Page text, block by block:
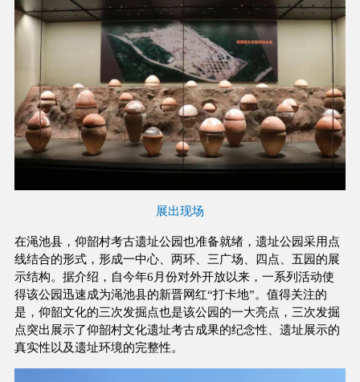
展出现场
在渑池县，仰韶村考古遗址公园也准备就绪，遗址公园采用点
线结合的形式，形成一中心、两环、三广场、四点、五园的展
示结构。据介绍，自今年6月份对外开放以来，一系列活动使
得该公园迅速成为渑池县的新晋网红“打卡地”。值得关注的
是，仰韶文化的三次发掘点也是该公园的一大亮点，三次发掘
点突出展示了仰韶村文化遗址考古成果的纪念性、遗址展示的
真实性以及遗址环境的完整性。